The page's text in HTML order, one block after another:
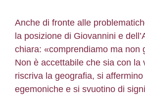
Anche di fronte alle
la posizione di Giovannini e
chiara: «comprendiamo ma non
Non è accettabile che sia con la
riscriva la geografia, si
egemoniche e si svuotino di